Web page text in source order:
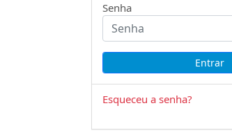
Senha
Esqueceu a senha?